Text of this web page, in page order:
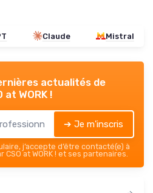
Claude Mistral
actualités de
at WORK !
➔ Je m'inscris
j’accepte d’être contacté(e) à
at WORK ! et ses partenaires.